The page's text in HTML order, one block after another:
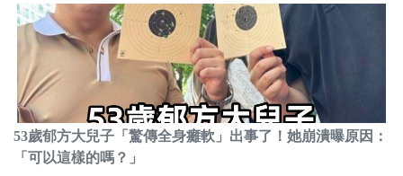
53歲郁方大兒子「驚傳全身癱軟」出事了！她崩潰曝原因：
「可以這樣的嗎？」